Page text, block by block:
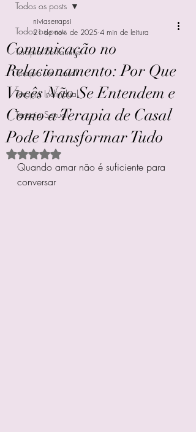
Todos os posts
Terapia De Família
Terapia De Casal
Terapia Individual
Terapia Sexual
Todos os posts
Comunicação no
Relacionamento: Por Que
Vocês Não Se Entendem e
Como a Terapia de Casal
Pode Transformar Tudo
niviaserrapsi
21 de nov. de 2025 4 min de leitura
Avaliado com NaN de 5 estrelas.
Quando amar não é suficiente para
conversar